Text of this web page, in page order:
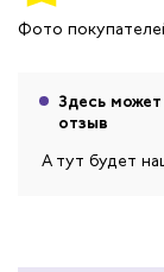
Фото
Здесь
отзыв
А тут будет